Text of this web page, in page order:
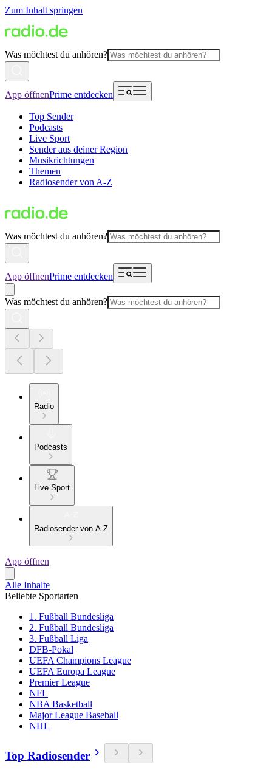
Zum Inhalt springen
Was möchtest du anhören?
App öffnenPrime entdecken
Top Sender
Podcasts
Live Sport
Sender aus deiner Region
Musikrichtungen
Themen
Radiosender von A-Z
Was möchtest du anhören?
App öffnenPrime entdecken
Was möchtest du anhören?
Radio
Podcasts
Live Sport
Radiosender von A-Z
App öffnen
Alle Inhalte
Beliebte Sportarten
1. Fußball Bundesliga
2. Fußball Bundesliga
3. Fußball Liga
DFB-Pokal
UEFA Champions League
UEFA Europa League
Premier League
NFL
NBA Basketball
Major League Baseball
NHL
Top Radiosender